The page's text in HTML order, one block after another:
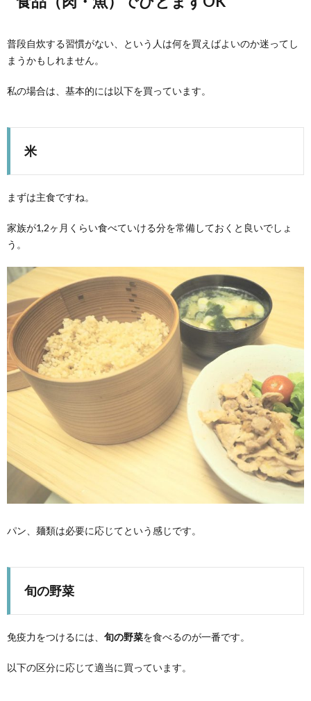
普段自炊する習慣がない、という人は何を買えばよいのか迷ってし
まうかもしれません。
私の場合は、基本的には以下を買っています。
米
まずは主食ですね。
家族が1,2ヶ月くらい食べていける分を常備しておくと良いでしょ
う。
パン、麺類は必要に応じてという感じです。
旬の野菜
免疫力をつけるには、 旬の野菜を食べるのが一番です。
以下の区分に応じて適当に買っています。